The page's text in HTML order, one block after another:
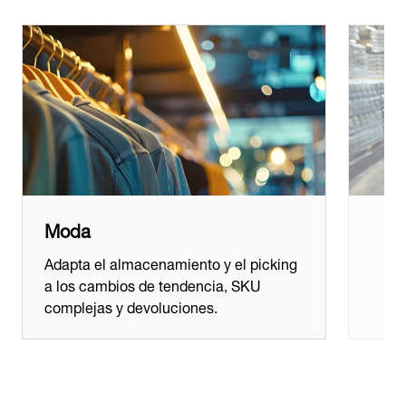
Moda
Adapta el almacenamiento y el picking
a los cambios de tendencia, SKU
complejas y devoluciones.